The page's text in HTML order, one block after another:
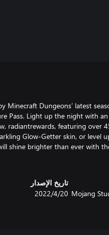
Mojang
تاريخ الإصدار
20‏/4‏/2022